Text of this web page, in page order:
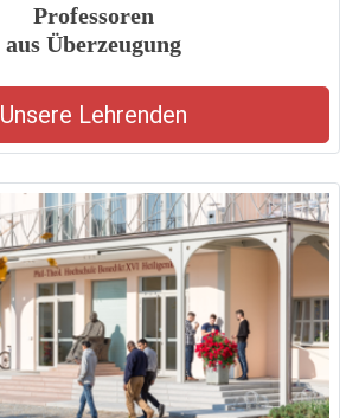
Professoren
aus Überzeugung
Unsere Lehrenden